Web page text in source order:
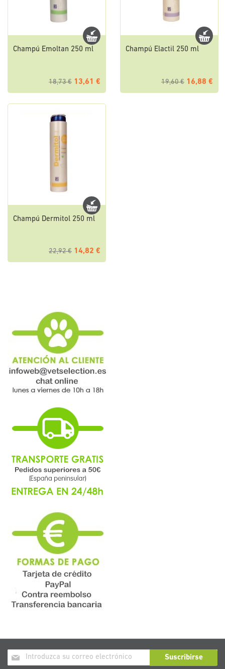
Champú Emoltan 250 ml
18,73 € 13,61 €
Champú Elactil 250 ml
19,60 € 16,88 €
Champú Dermitol 250 ml
22,92 € 14,82 €
Inscríbase
a
Suscribirse